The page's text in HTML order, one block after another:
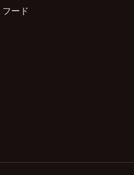
フード